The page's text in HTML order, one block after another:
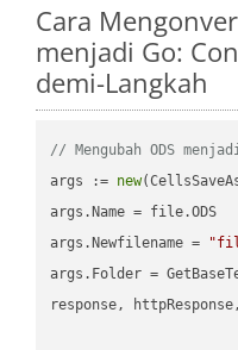
Cara
menjadi Go:
demi-Langkah
// Mengubah ODS
args := new
args.Name = file.ODS
args.Newfilename =
args.Folder =
response,